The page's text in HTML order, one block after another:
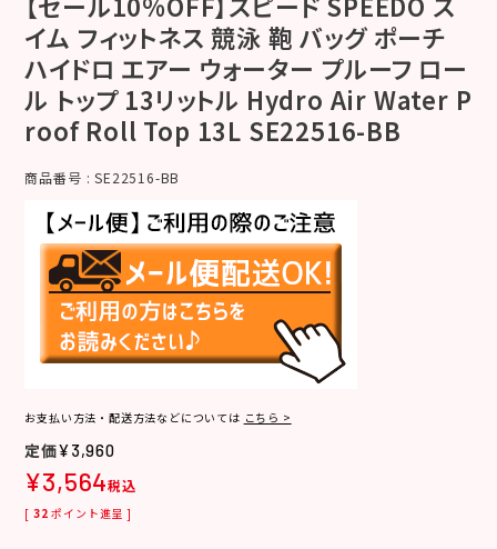
イム フィットネス 競泳 鞄 バッグ ポーチ
ハイドロ エアー ウォーター プルーフ ロー
ル トップ 13リットル Hydro Air Water P
roof Roll Top 13L SE22516-BB
商品番号 SE22516-BB
お支払い方法・配送方法などについては こちら >
¥3,960
¥3,564税込
[ 32 ポイント進呈 ]